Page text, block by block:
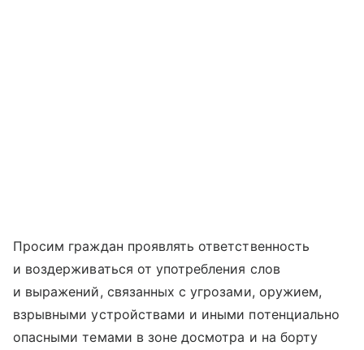
Просим граждан проявлять ответственность
и воздерживаться от употребления слов
и выражений, связанных с угрозами, оружием,
взрывными устройствами и иными потенциально
опасными темами в зоне досмотра и на борту